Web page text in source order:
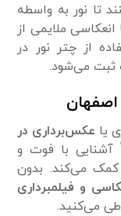
تا نور به واسطه
ملایمی از
از چتر نور در
ثبت می‌شود.
یا عکس‌برداری در
آشنایی با فوت و
کمک می‌کند. بدون
و فیلمبرداری
طی می‌کنید.